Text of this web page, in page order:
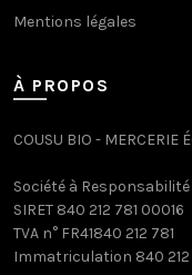
Mentions légales
À PROPOS
COUSU BIO - MERCERIE
Société à
SIRET 840 212 781 00016
TVA n° FR41840 212 781
Immatriculation 840 212